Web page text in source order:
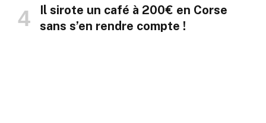
Il sirote un café à 200€ en Corse
sans s’en rendre compte !